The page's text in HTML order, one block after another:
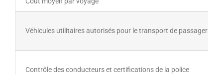
Véhicules utilitaires autorisés pour le transport de passagers
Contrôle des conducteurs et certifications de la police